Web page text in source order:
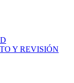
Y REVISIÓN